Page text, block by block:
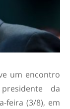
um encontro
da
feira (3/8), em